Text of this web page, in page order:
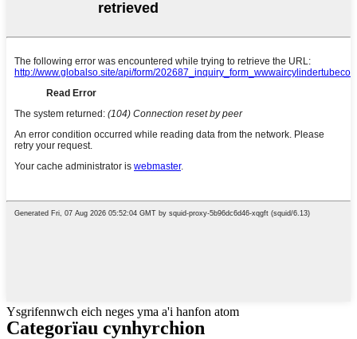
Ysgrifennwch eich neges yma a'i hanfon atom
Categorïau cynhyrchion